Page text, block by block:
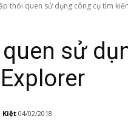
thói quen sử dụng công cụ tìm
sử
Kiệt 04/02/2018